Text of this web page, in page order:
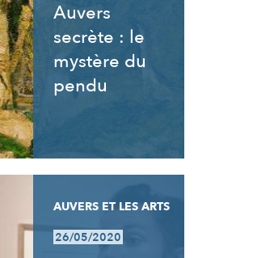
Auvers
secrète : le
mystère du
pendu
AUVERS ET LES ARTS
26/05/2020